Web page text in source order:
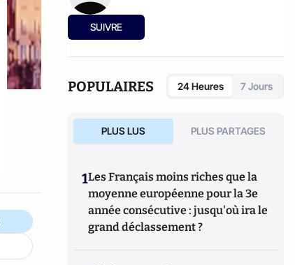
SUIVRE
POPULAIRES 24 Heures 7 Jours
PLUS LUS PLUS PARTAGES
1Les Français moins riches que la
moyenne européenne pour la 3e
année consécutive : jusqu'où ira le
grand déclassement ?